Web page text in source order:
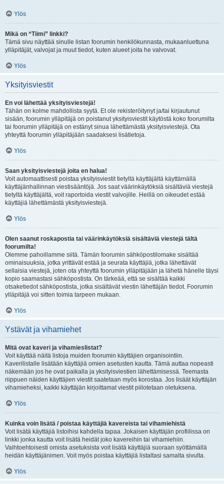
Ylös
Mikä on “Tiimi” linkki?
Tämä sivu näyttää sinulle listan foorumin henkilökunnasta, mukaanluettuna
ylläpitäjät, valvojat ja muut tiedot, kuten alueet joita he valvovat.
Ylös
Yksityisviestit
En voi lähettää yksityisviestejä!
Tähän on kolme mahdollista syytä. Et ole rekisteröitynyt ja/tai kirjautunut
sisään, foorumin ylläpitäjä on poistanut yksityisviestit käytöstä koko foorumilta
tai foorumin ylläpitäjä on estänyt sinua lähettämästä yksityisviestejä. Ota
yhteyttä foorumin ylläpitäjään saadaksesi lisätietoja.
Ylös
Saan yksityisviestejä joita en halua!
Voit automaattisesti poistaa yksityisviestit tietyltä käyttäjältä käyttämällä
käyttäjänhallinnan viestisääntöjä. Jos saat väärinkäytöksiä sisältäviä viestejä
tietyltä käyttäjältä, voit raportoida viestit valvojille. Heillä on oikeudet estää
käyttäjiä lähettämästä yksityisviestejä.
Ylös
Olen saanut roskapostia tai väärinkäytöksiä sisältäviä viestejä tältä
foorumilta!
Olemme pahoillamme siitä. Tämän foorumin sähköpostilomake sisältää
ominaisuuksia, jotka yrittävät estää ja seurata käyttäjiä, jotka lähettävät
sellaisia viestejä, joten ota yhteyttä foorumin ylläpitäjään ja lähetä hänelle täysi
kopio saamastasi sähköpostista. On tärkeää, että se sisältää kaikki
otsaketiedot sähköpostista, jotka sisältävät viestin lähettäjän tiedot. Foorumin
ylläpitäjä voi sitten toimia tarpeen mukaan.
Ylös
Ystävät ja vihamiehet
Mitä ovat kaveri ja vihamieslistat?
Voit käyttää näitä listoja muiden foorumin käyttäjien organisointiin.
Kaverilistalle lisätään käyttäjiä omien asetusten kautta. Tämä auttaa nopeasti
näkemään jos he ovat paikalla ja yksityisviestien lähettämisessä. Teemasta
riippuen näiden käyttäjien viestit saatetaan myös korostaa. Jos lisäät käyttäjän
vihamieheksi, kaikki käyttäjän kirjoittamat viestit piilotetaan oletuksena.
Ylös
Kuinka voin lisätä / poistaa käyttäjiä kavereista tai vihamiehistä
Voit lisätä käyttäjiä listoihisi kahdella tapaa. Jokaisen käyttäjän profiilissa on
linkki jonka kautta voit lisätä heidät joko kavereihin tai vihamiehiin.
Vaihtoehtoisesti omista asetuksista voit lisätä käyttäjiä suoraan syöttämällä
heidän käyttäjänimen. Voit myös poistaa käyttäjiä listaltasi samalta sivulta.
Ylös